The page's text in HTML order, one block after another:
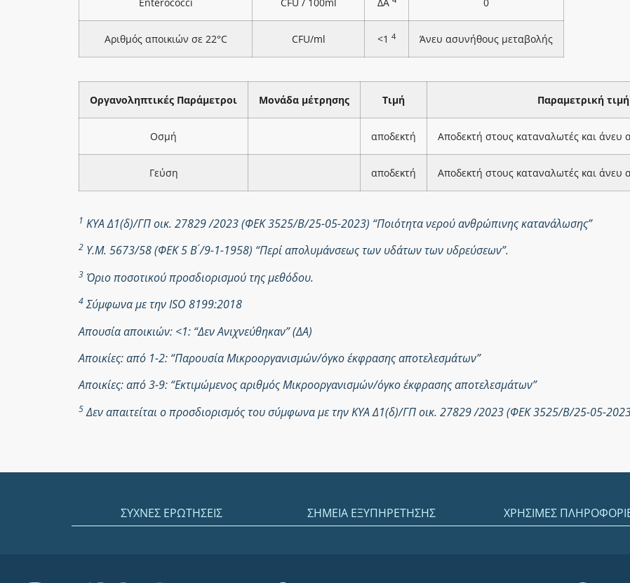
Αριθμός αποικιών σε 22°C CFU/ml <1 4 Άνευ ασυνήθους μεταβολής
Οργανοληπτικές Παράμετροι Μονάδα μέτρησης Τιμή Παραμετρική τιμή
Οσμή αποδεκτή Αποδεκτή στους καταναλωτές και άνευ
Γεύση αποδεκτή Αποδεκτή στους καταναλωτές και άνευ
1 ΚΥΑ Δ1(δ)/ΓΠ οικ. 27829 /2023 (ΦΕΚ 3525/Β/25-05-2023) “Ποιότητα νερού ανθρώπινης κατανάλωσης”
2 Υ.Μ. 5673/58 (ΦΕΚ 5 Β ́/9-1-1958) “Περί απολυμάνσεως των υδάτων των υδρεύσεων”.
3 Όριο ποσοτικού προσδιορισμού της μεθόδου.
4Σύμφωνα με την ISO 8199:2018
Απουσία αποικιών: <1: “Δεν Ανιχνεύθηκαν” (ΔΑ)
Αποικίες: από 1-2: “Παρουσία Μικροοργανισμών/όγκο έκφρασης αποτελεσμάτων”
Αποικίες: από 3-9: “Εκτιμώμενος αριθμός Μικροοργανισμών/όγκο έκφρασης αποτελεσμάτων”
5Δεν απαιτείται ο προσδιορισμός του σύμφωνα με την ΚΥΑ Δ1(δ)/ΓΠ οικ. 27829 /2023 (ΦΕΚ 3525/Β/25-05-
ΣΥΧΝΕΣ ΕΡΩΤΗΣΕΙΣ ΣΗΜΕΙΑ ΕΞΥΠΗΡΕΤΗΣΗΣ ΧΡΗΣΙΜΕΣ